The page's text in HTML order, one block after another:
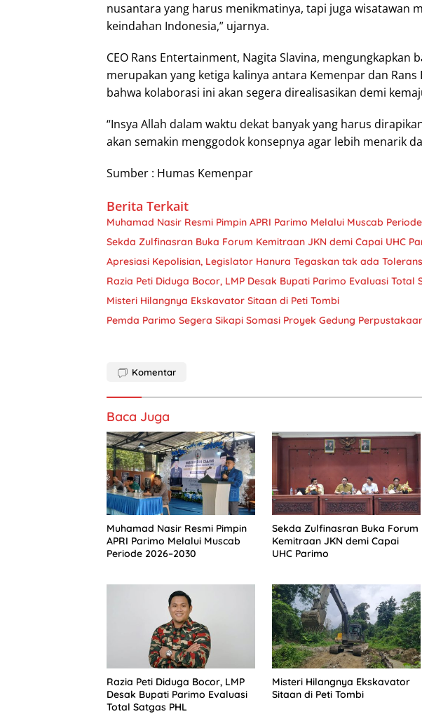
nusantara yang harus menikmatinya, tapi juga wisatawan
keindahan Indonesia,” ujarnya.
CEO Rans Entertainment, Nagita Slavina, mengungkapkan
merupakan yang ketiga kalinya antara Kemenpar dan
bahwa kolaborasi ini akan segera direalisasikan demi
“Insya Allah dalam waktu dekat banyak yang harus
akan semakin menggodok konsepnya agar lebih menarik
Sumber : Humas Kemenpar
Berita Terkait
Muhamad Nasir Resmi Pimpin APRI Parimo Melalui Muscab
Sekda Zulfinasran Buka Forum Kemitraan JKN demi Capai UHC
Apresiasi Kepolisian, Legislator Hanura Tegaskan tak ada
Razia Peti Diduga Bocor, LMP Desak Bupati Parimo Evaluasi Total
Misteri Hilangnya Ekskavator Sitaan di Peti Tombi
Pemda Parimo Segera Sikapi Somasi Proyek Gedung
Komentar
Baca Juga
Muhamad Nasir Resmi Pimpin
APRI Parimo Melalui Muscab
Periode 2026–2030
Sekda Zulfinasran Buka Forum
Kemitraan JKN demi Capai
UHC Parimo
Razia Peti Diduga Bocor, LMP
Desak Bupati Parimo Evaluasi
Total Satgas PHL
Misteri Hilangnya Ekskavator
Sitaan di Peti Tombi